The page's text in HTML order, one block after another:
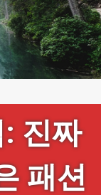
진짜
패션